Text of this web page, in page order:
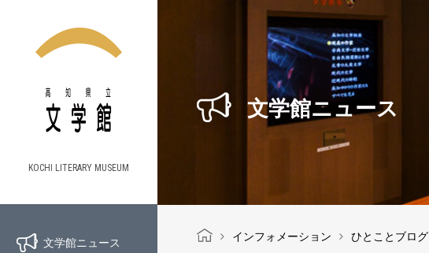
KOCHI LITERARY MUSEUM
文学館ニュース
文学館ニュース
インフォメーション ひとことブログ